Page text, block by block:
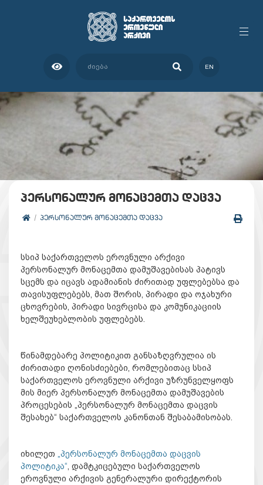
EN
პერსონალურ მონაცემთა დაცვა
ᲞᲔᲠᲡᲝᲜᲐᲚᲣᲠ ᲛᲝᲜᲐᲪᲔᲛᲗᲐ ᲓᲐᲪᲕᲐ
სსიპ საქართველოს ეროვნული არქივი
პერსონალურ მონაცემთა დამუშავებისას პატივს
სცემს და იცავს ადამიანის ძირითად უფლებებსა და
თავისუფლებებს, მათ შორის, პირადი და ოჯახური
ცხოვრების, პირადი სივრცისა და კომუნიკაციის
ხელშეუხებლობის უფლებებს.
წინამდებარე პოლიტიკით განსაზღვრულია ის
ძირითადი ღონისძიებები, რომლებითაც სსიპ
საქართველოს ეროვნული არქივი უზრუნველყოფს
მის მიერ პერსონალურ მონაცემთა დამუშავების
პროცესების „პერსონალურ მონაცემთა დაცვის
შესახებ“ საქართველოს კანონთან შესაბამისობას.
იხილეთ
„პერსონალურ მონაცემთა დაცვის
პოლიტიკა“ , დამტკიცებული საქართველოს
ეროვნული არქივის გენერალური დირექტორის